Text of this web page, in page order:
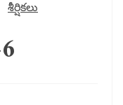
శీర్షికలు